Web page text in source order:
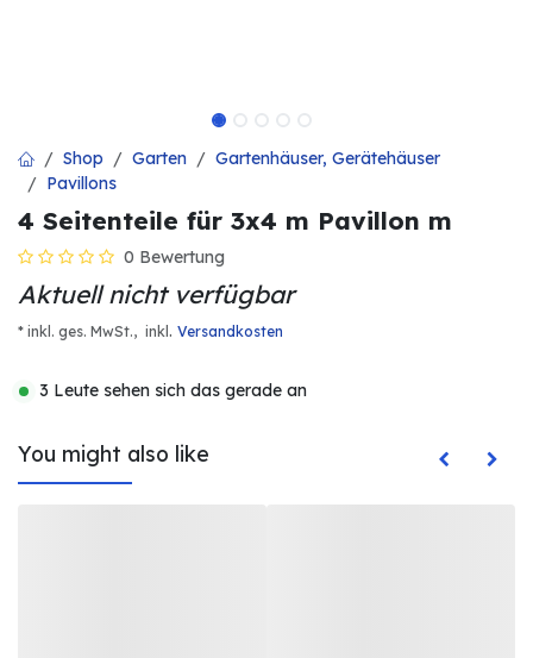
Shop Garten
Gartenhäuser, Gerätehäuser
Pavillons
4 Seitenteile für 3x4 m Pavillon m
0 Bewertung
Aktuell nicht verfügbar
* inkl. ges. MwSt., inkl . Versandkosten
3 Leute sehen sich das gerade an
You might also like